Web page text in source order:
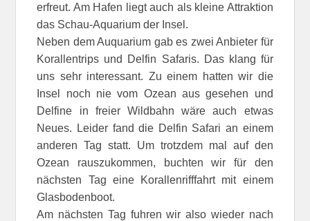
erfreut. Am Hafen liegt auch als kleine Attraktion
das Schau-Aquarium der Insel.
Neben dem Auquarium gab es zwei Anbieter für
Korallentrips und Delfin Safaris. Das klang für
uns sehr interessant. Zu einem hatten wir die
Insel noch nie vom Ozean aus gesehen und
Delfine in freier Wildbahn wäre auch etwas
Neues. Leider fand die Delfin Safari an einem
anderen Tag statt. Um trotzdem mal auf den
Ozean rauszukommen, buchten wir für den
nächsten Tag eine Korallenrifffahrt mit einem
Glasbodenboot.
Am nächsten Tag fuhren wir also wieder nach